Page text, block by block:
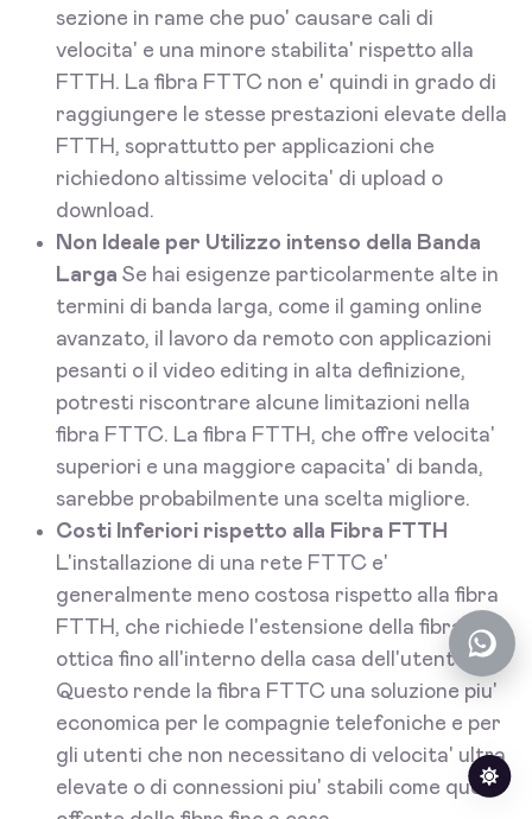
sezione in rame che puo' causare cali di
velocita' e una minore stabilita' rispetto alla
FTTH. La fibra FTTC non e' quindi in grado di
raggiungere le stesse prestazioni elevate della
FTTH, soprattutto per applicazioni che
richiedono altissime velocita' di upload o
download.
Non Ideale per Utilizzo intenso della Banda
Larga Se hai esigenze particolarmente alte in
termini di banda larga, come il gaming online
avanzato, il lavoro da remoto con applicazioni
pesanti o il video editing in alta definizione,
potresti riscontrare alcune limitazioni nella
fibra FTTC. La fibra FTTH, che offre velocita'
superiori e una maggiore capacita' di banda,
sarebbe probabilmente una scelta migliore.
Costi Inferiori rispetto alla Fibra FTTH
L'installazione di una rete FTTC e'
generalmente meno costosa rispetto alla fibra
FTTH, che richiede l'estensione della fibra
ottica fino all'interno della casa dell'utente.
Questo rende la fibra FTTC una soluzione piu'
economica per le compagnie telefoniche e per
gli utenti che non necessitano di velocita' ultra
elevate o di connessioni piu' stabili come quelle